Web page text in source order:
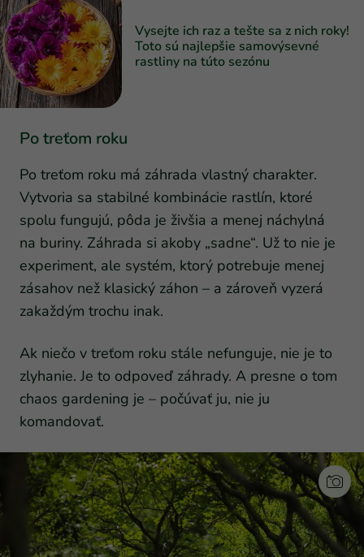
Vysejte ich raz a tešte sa z nich roky!
Toto sú najlepšie samovýsevné
rastliny na túto sezónu
Po treťom roku
Po treťom roku má záhrada vlastný charakter.
Vytvoria sa stabilné kombinácie rastlín, ktoré
spolu fungujú, pôda je živšia a menej náchylná
na buriny. Záhrada si akoby „sadne“. Už to nie je
experiment, ale systém, ktorý potrebuje menej
zásahov než klasický záhon – a zároveň vyzerá
zakaždým trochu inak.
Ak niečo v treťom roku stále nefunguje, nie je to
zlyhanie. Je to odpoveď záhrady. A presne o tom
chaos gardening je – počúvať ju, nie ju
komandovať.